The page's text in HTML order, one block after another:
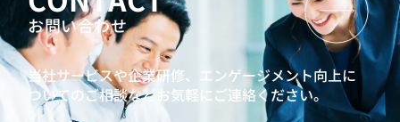
お問い合わせ
当社サービスや企業研修、エンゲージメント向上に
ついてのご相談などお気軽にご連絡ください。